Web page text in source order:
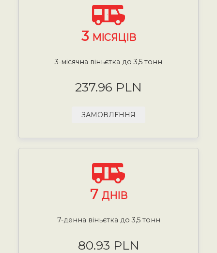
3 МІСЯЦІВ
3-місячна віньєтка до 3,5 тонн
237.96 PLN
ЗАМОВЛЕННЯ
7 ДНІВ
7-денна віньєтка до 3,5 тонн
80.93 PLN